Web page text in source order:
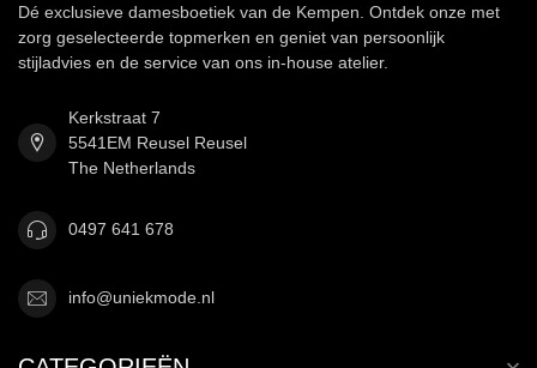
Dé exclusieve damesboetiek van de Kempen. Ontdek onze met
zorg geselecteerde topmerken en geniet van persoonlijk
stijladvies en de service van ons in-house atelier.
Kerkstraat 7
5541EM Reusel Reusel
The Netherlands
0497 641 678
info@uniekmode.nl